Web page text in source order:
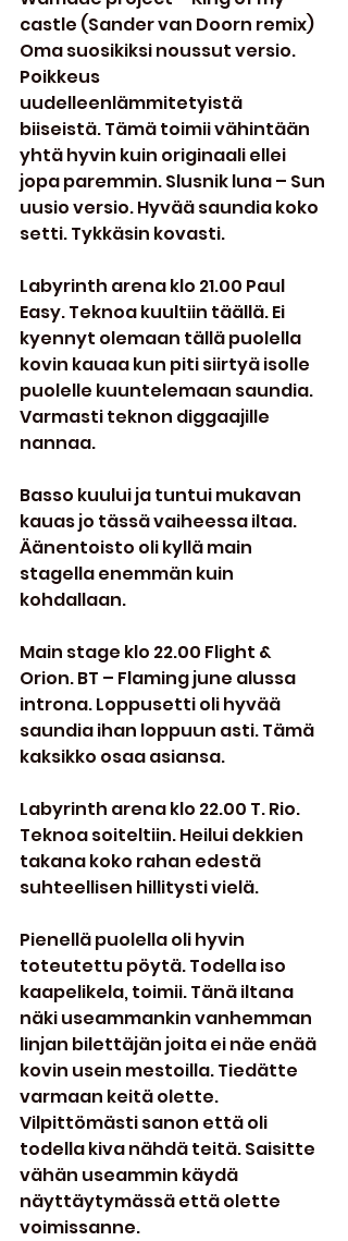
castle (Sander van Doorn remix)
Oma suosikiksi noussut versio.
Poikkeus
uudelleenlämmitetyistä
biiseistä. Tämä toimii vähintään
yhtä hyvin kuin originaali ellei
jopa paremmin. Slusnik luna – Sun
uusio versio. Hyvää saundia koko
setti. Tykkäsin kovasti.
Labyrinth arena klo 21.00 Paul
Easy. Teknoa kuultiin täällä. Ei
kyennyt olemaan tällä puolella
kovin kauaa kun piti siirtyä isolle
puolelle kuuntelemaan saundia.
Varmasti teknon diggaajille
nannaa.
Basso kuului ja tuntui mukavan
kauas jo tässä vaiheessa iltaa.
Äänentoisto oli kyllä main
stagella enemmän kuin
kohdallaan.
Main stage klo 22.00 Flight &
Orion. BT – Flaming june alussa
introna. Loppusetti oli hyvää
saundia ihan loppuun asti. Tämä
kaksikko osaa asiansa.
Labyrinth arena klo 22.00 T. Rio.
Teknoa soiteltiin. Heilui dekkien
takana koko rahan edestä
suhteellisen hillitysti vielä.
Pienellä puolella oli hyvin
toteutettu pöytä. Todella iso
kaapelikela, toimii. Tänä iltana
näki useammankin vanhemman
linjan bilettäjän joita ei näe enää
kovin usein mestoilla. Tiedätte
varmaan keitä olette.
Vilpittömästi sanon että oli
todella kiva nähdä teitä. Saisitte
vähän useammin käydä
näyttäytymässä että olette
voimissanne.